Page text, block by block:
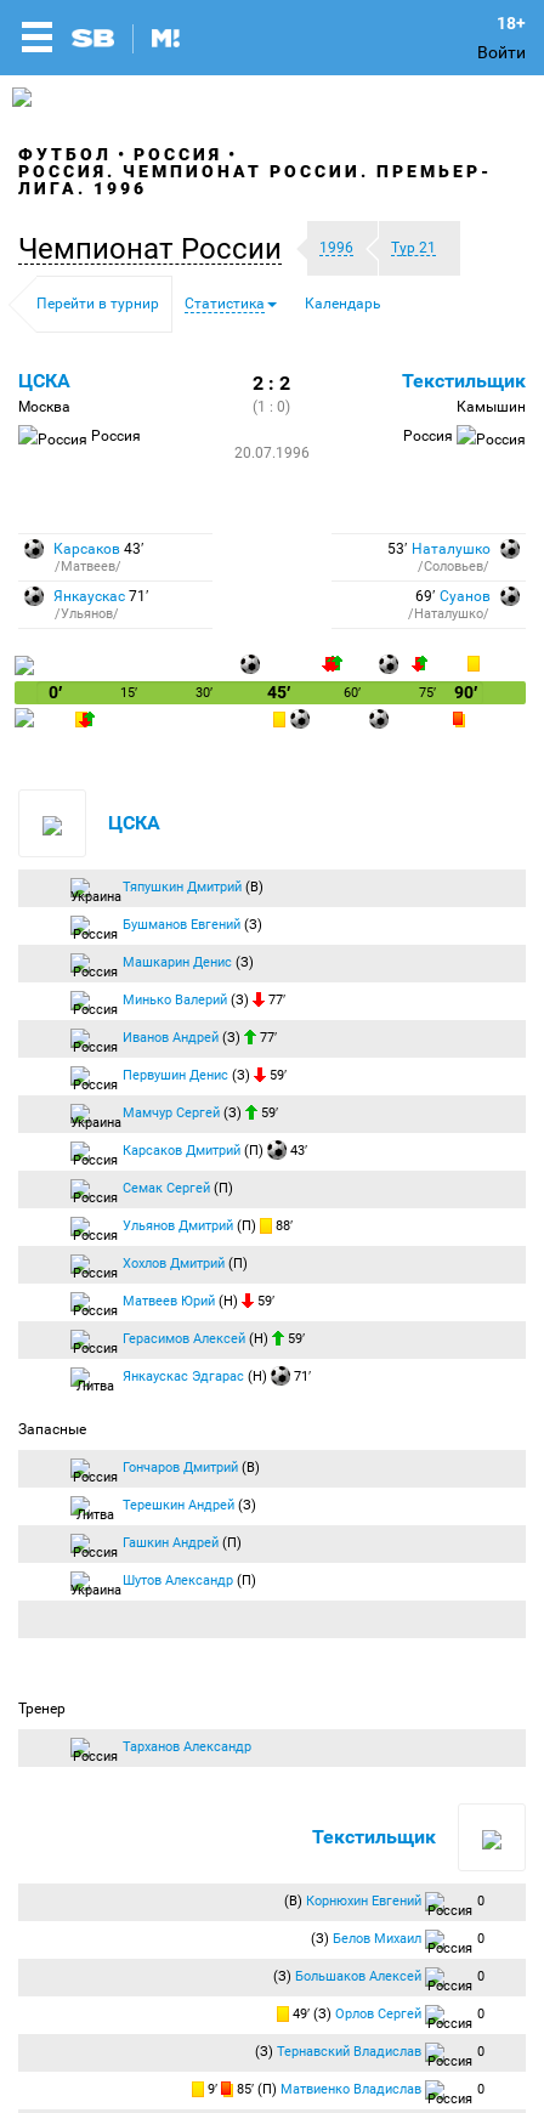
Войти
ФУТБОЛ
РОССИЯ
РОССИЯ. ЧЕМПИОНАТ РОССИИ. ПРЕМЬЕР-
ЛИГА. 1996
Чемпионат России 1996 Тур 21
Перейти в турнир Статистика Календарь
ЦСКА
Москва
Россия
2 : 2
(1 : 0)
20.07.1996
Текстильщик
Камышин
Россия
Карсаков 43′
/Матвеев/
Янкаускас 71′
/Ульянов/
53′ Наталушко
/Соловьев/
69′ Суанов
/Наталушко/
0′ 15′ 30′ 45′ 60′ 75′ 90′
ЦСКА
Тяпушкин Дмитрий (В)
Бушманов Евгений (З)
Машкарин Денис (З)
Минько Валерий (З) 77′
Иванов Андрей (З) 77′
Первушин Денис (З) 59′
Мамчур Сергей (З) 59′
Карсаков Дмитрий (П) 43′
Семак Сергей (П)
Ульянов Дмитрий (П) 88′
Хохлов Дмитрий (П)
Матвеев Юрий (Н) 59′
Герасимов Алексей (Н) 59′
Янкаускас Эдгарас (Н) 71′
Запасные
Гончаров Дмитрий (В)
Терешкин Андрей (З)
Гашкин Андрей (П)
Шутов Александр (П)
Тренер
Тарханов Александр
Текстильщик
(В) Корнюхин Евгений 0
(З) Белов Михаил 0
(З) Большаков Алексей 0
49′ (З) Орлов Сергей 0
(З) Тернавский Владислав 0
9′ 85′ (П) Матвиенко Владислав 0